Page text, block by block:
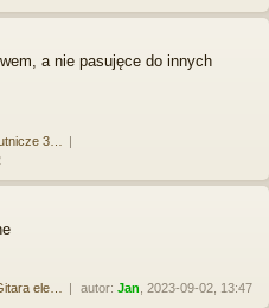
a nie pasujęce do innych
3…
ele… autor: Jan , 2023-09-02, 13:47